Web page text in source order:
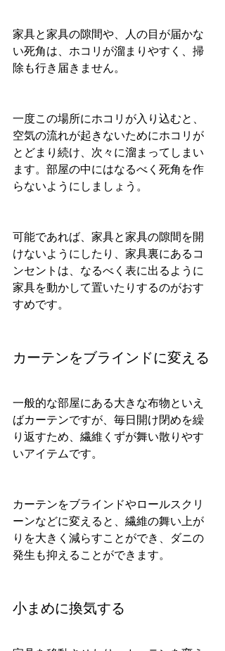
家具と家具の隙間や、人の目が届かな
い死角は、ホコリが溜まりやすく、掃
除も行き届きません。
一度この場所にホコリが入り込むと、
空気の流れが起きないためにホコリが
とどまり続け、次々に溜まってしまい
ます。部屋の中にはなるべく死角を作
らないようにしましょう。
可能であれば、家具と家具の隙間を開
けないようにしたり、家具裏にあるコ
ンセントは、なるべく表に出るように
家具を動かして置いたりするのがおす
すめです。
カーテンをブラインドに変える
一般的な部屋にある大きな布物といえ
ばカーテンですが、毎日開け閉めを繰
り返すため、繊維くずが舞い散りやす
いアイテムです。
カーテンをブラインドやロールスクリ
ーンなどに変えると、繊維の舞い上が
りを大きく減らすことができ、ダニの
発生も抑えることができます。
小まめに換気する